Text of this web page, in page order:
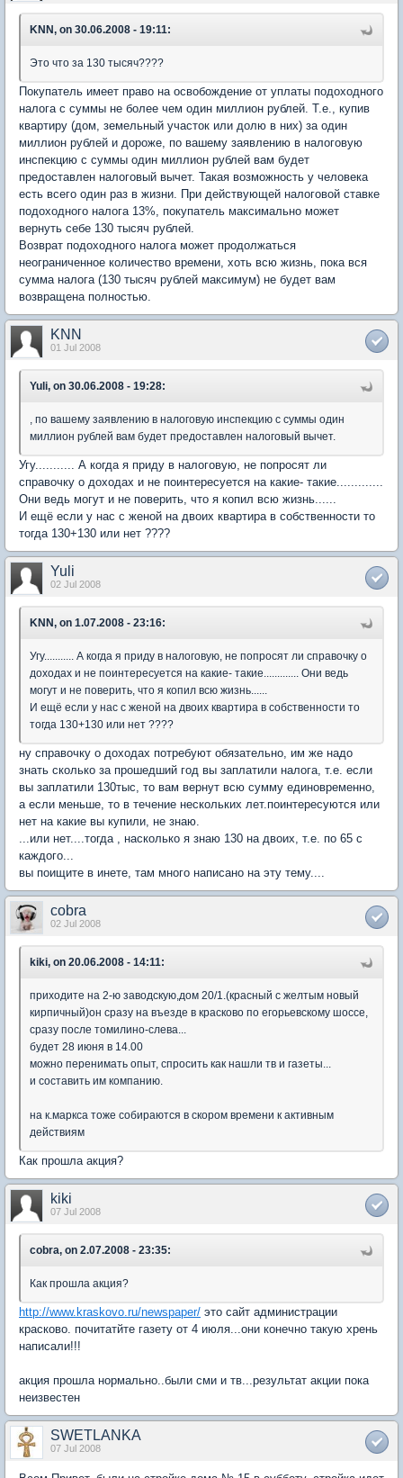
KNN, on 30.06.2008 - 19:11:
Это что за 130 тысяч????
Покупатель имеет право на освобождение от уплаты подоходного
налога с суммы не более чем один миллион рублей. Т.е., купив
квартиру (дом, земельный участок или долю в них) за один
миллион рублей и дороже, по вашему заявлению в налоговую
инспекцию с суммы один миллион рублей вам будет
предоставлен налоговый вычет. Такая возможность у человека
есть всего один раз в жизни. При действующей налоговой ставке
подоходного налога 13%, покупатель максимально может
вернуть себе 130 тысяч рублей.
Возврат подоходного налога может продолжаться
неограниченное количество времени, хоть всю жизнь, пока вся
сумма налога (130 тысяч рублей максимум) не будет вам
возвращена полностью.
KNN
01 Jul 2008
Yuli, on 30.06.2008 - 19:28:
, по вашему заявлению в налоговую инспекцию с суммы один
миллион рублей вам будет предоставлен налоговый вычет.
Угу........... А когда я приду в налоговую, не попросят ли
справочку о доходах и не поинтересуется на какие- такие.............
Они ведь могут и не поверить, что я копил всю жизнь......
И ещё если у нас с женой на двоих квартира в собственности то
тогда 130+130 или нет ????
Yuli
02 Jul 2008
KNN, on 1.07.2008 - 23:16:
Угу........... А когда я приду в налоговую, не попросят ли справочку о
доходах и не поинтересуется на какие- такие............. Они ведь
могут и не поверить, что я копил всю жизнь......
И ещё если у нас с женой на двоих квартира в собственности то
тогда 130+130 или нет ????
ну справочку о доходах потребуют обязательно, им же надо
знать сколько за прошедший год вы заплатили налога, т.е. если
вы заплатили 130тыс, то вам вернут всю сумму единовременно,
а если меньше, то в течение нескольких лет.поинтересуются или
нет на какие вы купили, не знаю.
...или нет....тогда , насколько я знаю 130 на двоих, т.е. по 65 с
каждого...
вы поищите в инете, там много написано на эту тему....
cobra
02 Jul 2008
kiki, on 20.06.2008 - 14:11:
приходите на 2-ю заводскую,дом 20/1.(красный с желтым новый
кирпичный)он сразу на въезде в красково по егорьевскому шоссе,
сразу после томилино-слева...
будет 28 июня в 14.00
можно перенимать опыт, спросить как нашли тв и газеты...
и составить им компанию.
на к.маркса тоже собираются в скором времени к активным
действиям
Как прошла акция?
kiki
07 Jul 2008
cobra, on 2.07.2008 - 23:35:
Как прошла акция?
http://www.kraskovo.ru/newspaper/ это сайт администрации
красково. почитатйте газету от 4 июля...они конечно такую хрень
написали!!!
акция прошла нормально..были сми и тв...результат акции пока
неизвестен
SWETLANKA
07 Jul 2008